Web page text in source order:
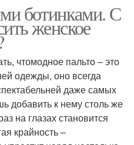
ботинками. С
женское
чтомодное пальто – это
одежды, оно всегда
даже самых
добавить к нему столь же
на глазах становится
крайность –